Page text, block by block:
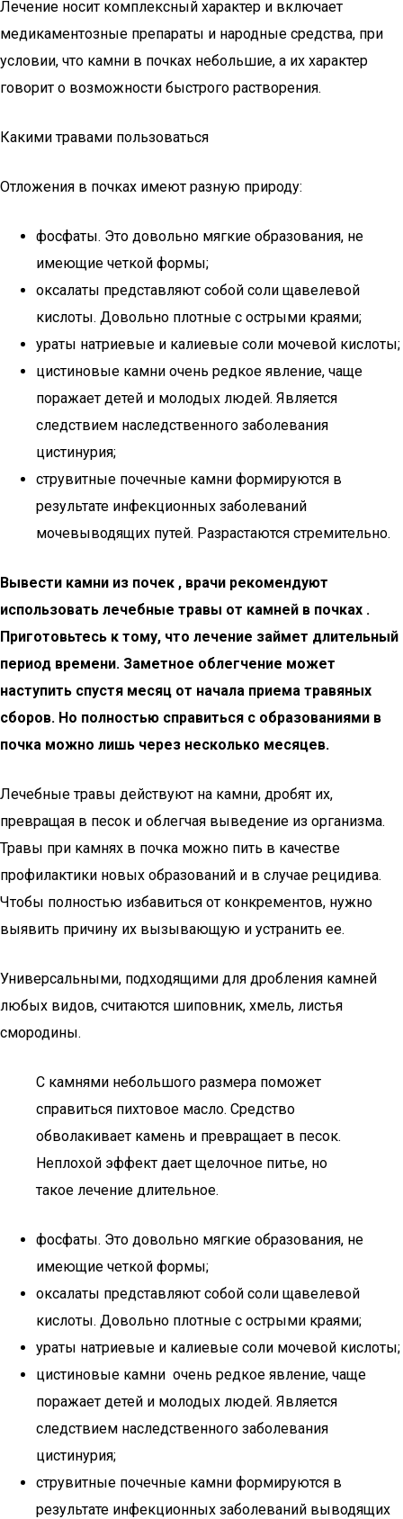
Лечение носит комплексный характер и включает
медикаментозные препараты и народные средства, при
условии, что камни в почках небольшие, а их характер
говорит о возможности быстрого растворения.
Какими травами пользоваться
Отложения в почках имеют разную природу:
фосфаты. Это довольно мягкие образования, не
имеющие четкой формы;
оксалаты представляют собой соли щавелевой
кислоты. Довольно плотные с острыми краями;
ураты натриевые и калиевые соли мочевой кислоты;
цистиновые камни очень редкое явление, чаще
поражает детей и молодых людей. Является
следствием наследственного заболевания
цистинурия;
струвитные почечные камни формируются в
результате инфекционных заболеваний
мочевыводящих путей. Разрастаются стремительно.
Вывести камни из почек , врачи рекомендуют
использовать лечебные травы от камней в почках .
Приготовьтесь к тому, что лечение займет длительный
период времени. Заметное облегчение может
наступить спустя месяц от начала приема травяных
сборов. Но полностью справиться с образованиями в
почка можно лишь через несколько месяцев.
Лечебные травы действуют на камни, дробят их,
превращая в песок и облегчая выведение из организма.
Травы при камнях в почка можно пить в качестве
профилактики новых образований и в случае рецидива.
Чтобы полностью избавиться от конкрементов, нужно
выявить причину их вызывающую и устранить ее.
Универсальными, подходящими для дробления камней
любых видов, считаются шиповник, хмель, листья
смородины.
С камнями небольшого размера поможет
справиться пихтовое масло. Средство
обволакивает камень и превращает в песок.
Неплохой эффект дает щелочное питье, но
такое лечение длительное.
фосфаты. Это довольно мягкие образования, не
имеющие четкой формы;
оксалаты представляют собой соли щавелевой
кислоты. Довольно плотные с острыми краями;
ураты натриевые и калиевые соли мочевой кислоты;
цистиновые камни очень редкое явление, чаще
поражает детей и молодых людей. Является
следствием наследственного заболевания
цистинурия;
струвитные почечные камни формируются в
результате инфекционных заболеваний выводящих